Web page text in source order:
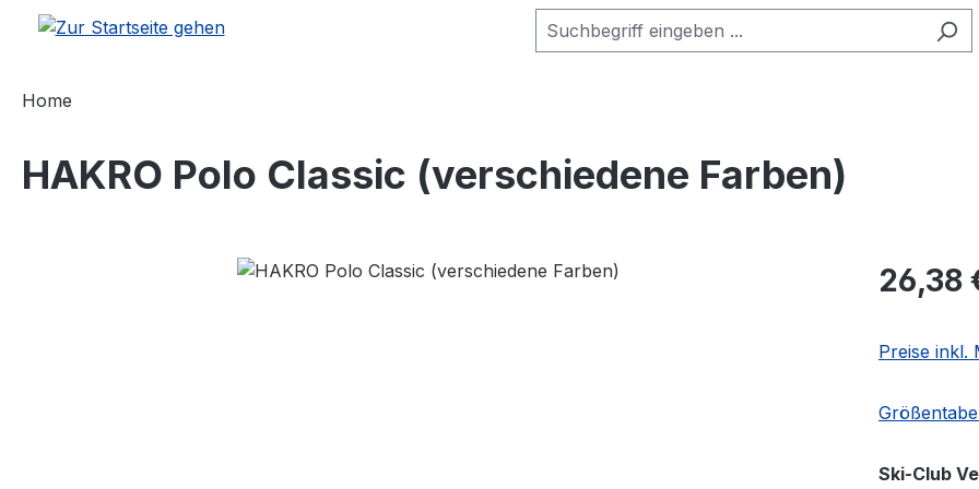
Hauptinhalt springen
Zur Suche springen
Zur Hauptnavigation springen
Home
HAKRO Polo Classic (verschiedene Farben)
Bildergalerie überspringen Regulärer
26,38
Preise inkl.
Ski-Club